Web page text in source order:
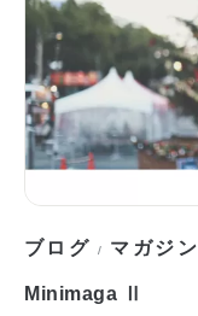
ブログ / マガジン
Minimaga Ⅱ